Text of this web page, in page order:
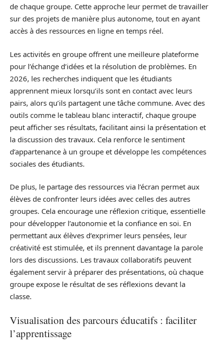
de chaque groupe. Cette approche leur permet de travailler
sur des projets de manière plus autonome, tout en ayant
accès à des ressources en ligne en temps réel.
Les activités en groupe offrent une meilleure plateforme
pour l’échange d’idées et la résolution de problèmes. En
2026, les recherches indiquent que les étudiants
apprennent mieux lorsqu’ils sont en contact avec leurs
pairs, alors qu’ils partagent une tâche commune. Avec des
outils comme le tableau blanc interactif, chaque groupe
peut afficher ses résultats, facilitant ainsi la présentation et
la discussion des travaux. Cela renforce le sentiment
d’appartenance à un groupe et développe les compétences
sociales des étudiants.
De plus, le partage des ressources via l’écran permet aux
élèves de confronter leurs idées avec celles des autres
groupes. Cela encourage une réflexion critique, essentielle
pour développer l’autonomie et la confiance en soi. En
permettant aux élèves d’exprimer leurs pensées, leur
créativité est stimulée, et ils prennent davantage la parole
lors des discussions. Les travaux collaboratifs peuvent
également servir à préparer des présentations, où chaque
groupe expose le résultat de ses réflexions devant la
classe.
Visualisation des parcours éducatifs : faciliter
l’apprentissage